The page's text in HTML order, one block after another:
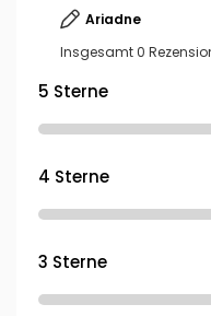
Ariadne
Insgesamt 0
5 Sterne
4 Sterne
3 Sterne